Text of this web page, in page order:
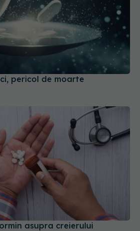
pericol de moarte
asupra creierului